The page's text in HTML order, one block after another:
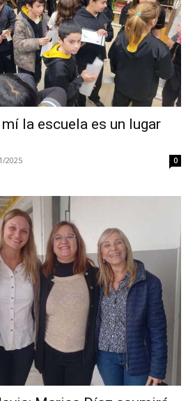
la escuela es un lugar
2025 0